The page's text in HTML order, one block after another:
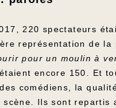
220 spectateurs
représentation de la
pour un moulin à
encore 150. Et
comédiens, la
scène. Ils sont repartis